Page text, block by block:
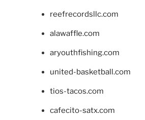
reefrecordsllc.com
alawaffle.com
aryouthfishing.com
united-basketball.com
tios-tacos.com
cafecito-satx.com